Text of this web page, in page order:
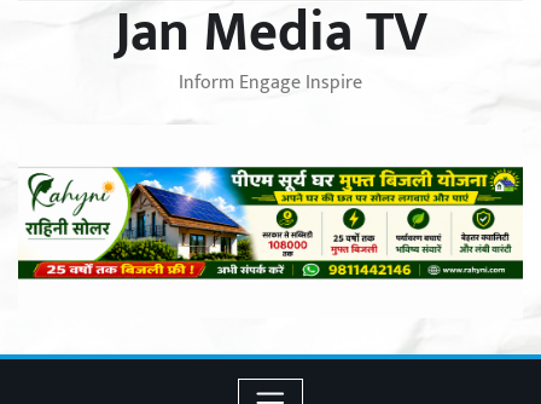
Jan Media TV
Inform Engage Inspire